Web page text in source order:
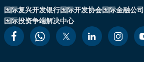
国际复兴开发银行国际开发协会国际金融公司
国际投资争端解决中心